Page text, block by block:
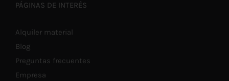
PÁGINAS DE INTERÉS
Alquiler material
Blog
Preguntas frecuentes
Empresa